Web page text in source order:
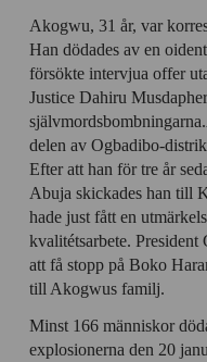
Akogwu, 31 år, var
Han dödades av en
försökte intervjua offer
Justice Dahiru
delen av Ogbadibo-
Efter att han för tre år
Abuja skickades han till
hade just fått en
kvalitétsarbete.
att få stopp på Boko
till Akogwus familj.
Minst 166 människor
explosionerna den 20